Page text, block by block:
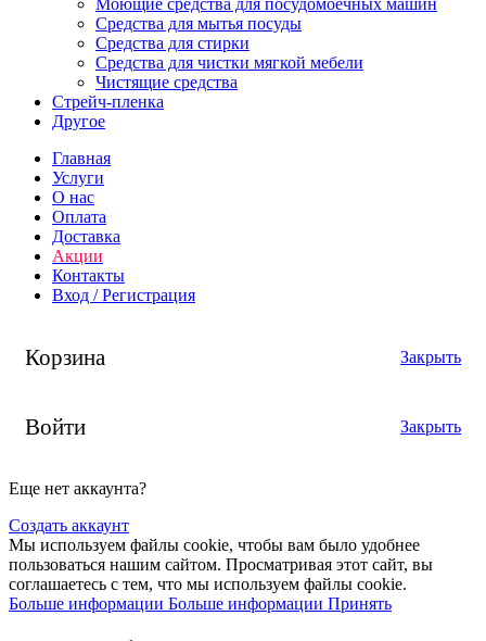
Средства для мытья посуды
Средства для стирки
Средства для чистки мягкой мебели
Чистящие средства
Стрейч-пленка
Другое
Главная
Услуги
О нас
Оплата
Доставка
Акции
Контакты
Вход / Регистрация
Корзина Закрыть
Войти Закрыть
Еще нет аккаунта?
Создать аккаунт
Мы используем файлы cookie, чтобы вам было удобнее
пользоваться нашим сайтом. Просматривая этот сайт, вы
соглашаетесь с тем, что мы используем файлы cookie.
Больше информации Больше информации Принять